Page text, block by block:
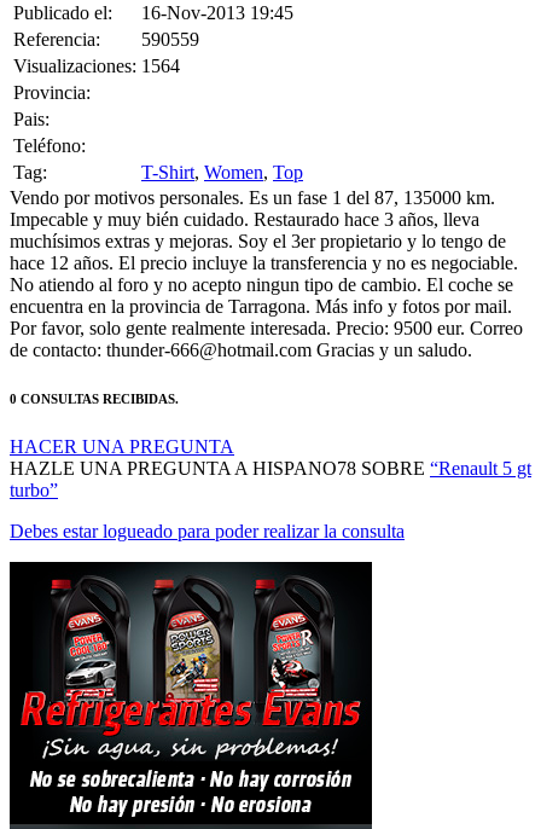
Publicado el:
16-Nov-2013 19:45
Referencia:
590559
Visualizaciones: 1564
Provincia:
Pais:
Teléfono:
Tag:
T-Shirt, Women, Top
Vendo por motivos personales. Es un fase 1 del 87, 135000 km.
Impecable y muy bién cuidado. Restaurado hace 3 años, lleva
muchísimos extras y mejoras. Soy el 3er propietario y lo tengo de
hace 12 años. El precio incluye la transferencia y no es negociable.
No atiendo al foro y no acepto ningun tipo de cambio. El coche se
encuentra en la provincia de Tarragona. Más info y fotos por mail.
Por favor, solo gente realmente interesada. Precio: 9500 eur. Correo
de contacto: thunder-666@hotmail.com Gracias y un saludo.
0 CONSULTAS RECIBIDAS.
HACER UNA PREGUNTA
HAZLE UNA PREGUNTA A HISPANO78 SOBRE “Renault 5 gt
turbo”
Debes estar logueado para poder realizar la consulta